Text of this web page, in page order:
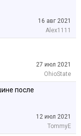
16 авг 2021
Alex1111
27 июл 2021
OhioState
после
12 июл 2021
TommyE